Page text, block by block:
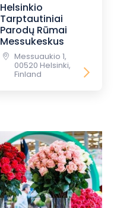
Helsinkio
Tarptautiniai
Parodų Rūmai
Messukeskus
Messuaukio 1,
00520 Helsinki,
Finland